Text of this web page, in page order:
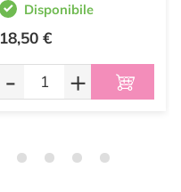
Disponibile
18,50 €
- +